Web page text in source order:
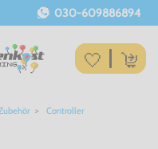
030-609886894
Controller